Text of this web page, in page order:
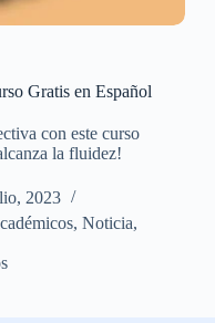
Gratis en Español
con este curso
la fluidez!
2023
, Noticia,